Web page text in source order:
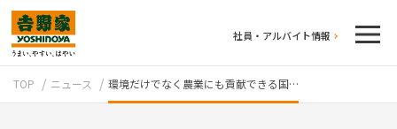
社員・アルバイト情報
TOP ニュース 環境だけでなく農業にも貢献できる国…